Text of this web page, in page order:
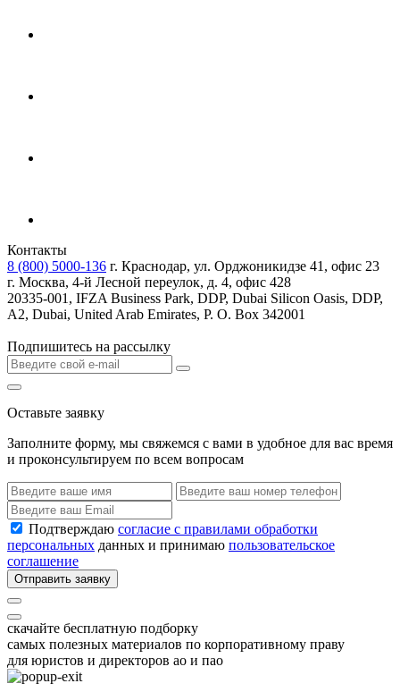
Контакты
8 (800) 5000-136 г. Краснодар, ул. Орджоникидзе 41, офис 23
г. Москва, 4-й Лесной переулок, д. 4, офис 428
20335-001, IFZA Business Park, DDP, Dubai Silicon Oasis, DDP,
A2, Dubai, United Arab Emirates, P. O. Box 342001
Подпишитесь на рассылку
Оставьте заявку
Заполните форму, мы свяжемся с вами в удобное для вас время
и проконсультируем по всем вопросам
Подтверждаю согласие с правилами обработки
персональных данных и принимаю пользовательское
соглашение
Отправить заявку
скачайте бесплатную подборку
самых полезных материалов по корпоративному праву
для юристов и директоров ао и пао